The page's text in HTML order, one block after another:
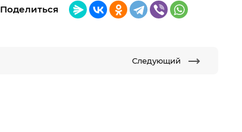
Поделиться
Следующий